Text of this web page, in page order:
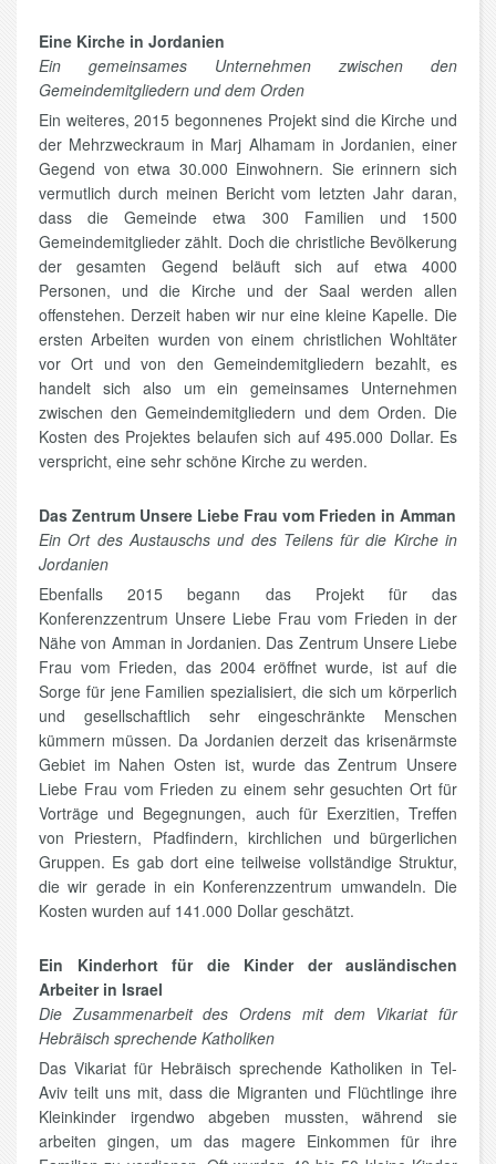
Eine Kirche in Jordanien
Ein gemeinsames Unternehmen zwischen den
Gemeindemitgliedern und dem Orden
Ein weiteres, 2015 begonnenes Projekt sind die Kirche und
der Mehrzweckraum in Marj Alhamam in Jordanien, einer
Gegend von etwa 30.000 Einwohnern. Sie erinnern sich
vermutlich durch meinen Bericht vom letzten Jahr daran,
dass die Gemeinde etwa 300 Familien und 1500
Gemeindemitglieder zählt. Doch die christliche Bevölkerung
der gesamten Gegend beläuft sich auf etwa 4000
Personen, und die Kirche und der Saal werden allen
offenstehen. Derzeit haben wir nur eine kleine Kapelle. Die
ersten Arbeiten wurden von einem christlichen Wohltäter
vor Ort und von den Gemeindemitgliedern bezahlt, es
handelt sich also um ein gemeinsames Unternehmen
zwischen den Gemeindemitgliedern und dem Orden. Die
Kosten des Projektes belaufen sich auf 495.000 Dollar. Es
verspricht, eine sehr schöne Kirche zu werden.
Das Zentrum Unsere Liebe Frau vom Frieden in Amman
Ein Ort des Austauschs und des Teilens für die Kirche in
Jordanien
Ebenfalls 2015 begann das Projekt für das
Konferenzzentrum Unsere Liebe Frau vom Frieden in der
Nähe von Amman in Jordanien. Das Zentrum Unsere Liebe
Frau vom Frieden, das 2004 eröffnet wurde, ist auf die
Sorge für jene Familien spezialisiert, die sich um körperlich
und gesellschaftlich sehr eingeschränkte Menschen
kümmern müssen. Da Jordanien derzeit das krisenärmste
Gebiet im Nahen Osten ist, wurde das Zentrum Unsere
Liebe Frau vom Frieden zu einem sehr gesuchten Ort für
Vorträge und Begegnungen, auch für Exerzitien, Treffen
von Priestern, Pfadfindern, kirchlichen und bürgerlichen
Gruppen. Es gab dort eine teilweise vollständige Struktur,
die wir gerade in ein Konferenzzentrum umwandeln. Die
Kosten wurden auf 141.000 Dollar geschätzt.
Ein Kinderhort für die Kinder der ausländischen
Arbeiter in Israel
Die Zusammenarbeit des Ordens mit dem Vikariat für
Hebräisch sprechende Katholiken
Das Vikariat für Hebräisch sprechende Katholiken in Tel-
Aviv teilt uns mit, dass die Migranten und Flüchtlinge ihre
Kleinkinder irgendwo abgeben mussten, während sie
arbeiten gingen, um das magere Einkommen für ihre